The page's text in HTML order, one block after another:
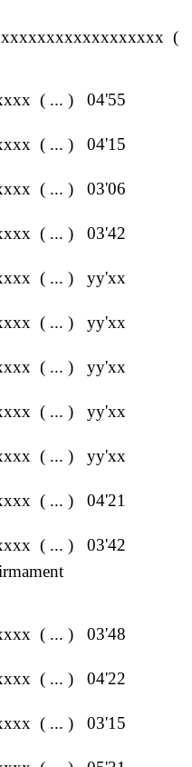
(
( ... ) 04'55
( ... ) 04'15
( ... ) 03'06
( ... ) 03'42
( ... ) yy'xx
( ... ) yy'xx
( ... ) yy'xx
( ... ) yy'xx
( ... ) yy'xx
( ... ) 04'21
( ... ) 03'42
( ... ) 03'48
( ... ) 04'22
( ... ) 03'15